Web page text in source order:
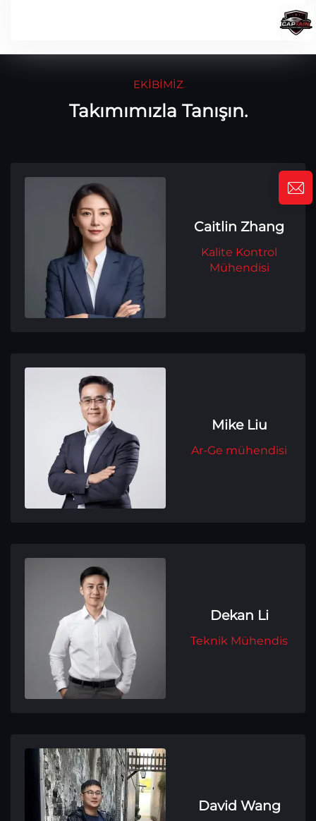
EKIBIMIZ
Takımımızla Tanışın.
Caitlin Zhang
Kalite Kontrol
Mühendisi
Mike Liu
Ar-Ge mühendisi
Dekan Li
Teknik Mühendis
David Wang